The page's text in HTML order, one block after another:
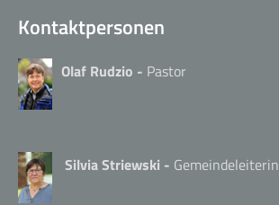
Kontaktpersonen
Olaf Rudzio - Pastor
Silvia Striewski - Gemeindeleiterin